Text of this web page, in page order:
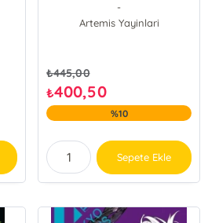
-
Artemis Yayinlari
₺445,00
₺400,50
%10
Sepete Ekle